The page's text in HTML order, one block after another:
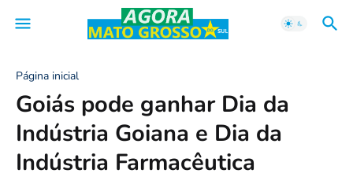
Página inicial
Goiás pode ganhar Dia da
Indústria Goiana e Dia da
Indústria Farmacêutica